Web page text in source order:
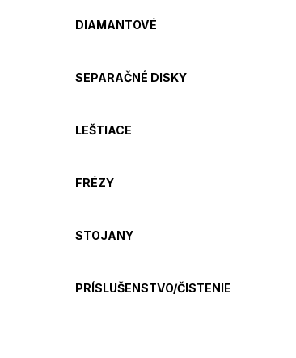
DIAMANTOVÉ
SEPARAČNÉ DISKY
LEŠTIACE
FRÉZY
STOJANY
PRÍSLUŠENSTVO/ČISTENIE